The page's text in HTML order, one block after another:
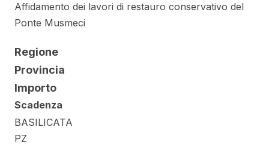
Affidamento dei lavori di restauro conservativo del
Ponte Musmeci
Regione
Provincia
Importo
Scadenza
BASILICATA
PZ